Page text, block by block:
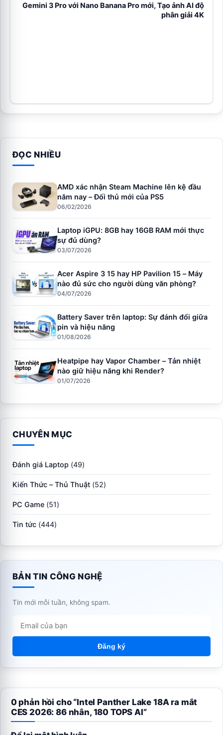
Gemini 3 Pro với Nano Banana Pro mới, Tạo ảnh AI độ
phân giải 4K
ĐỌC NHIỀU
AMD xác nhận Steam Machine lên kệ đầu
năm nay – Đối thủ mới của PS5
06/02/2026
Laptop iGPU: 8GB hay 16GB RAM mới thực
sự đủ dùng?
03/07/2026
Acer Aspire 3 15 hay HP Pavilion 15 – Máy
nào đủ sức cho người dùng văn phòng?
04/07/2026
Battery Saver trên laptop: Sự đánh đổi giữa
pin và hiệu năng
01/08/2026
Heatpipe hay Vapor Chamber – Tản nhiệt
nào giữ hiệu năng khi Render?
01/07/2026
CHUYÊN MỤC
Đánh giá Laptop (49)
Kiến Thức – Thủ Thuật (52)
PC Game (51)
Tin tức (444)
BẢN TIN CÔNG NGHỆ
Tin mới mỗi tuần, không spam.
Đăng ký
0 phản hồi cho “Intel Panther Lake 18A ra mắt
CES 2026: 86 nhân, 180 TOPS AI”